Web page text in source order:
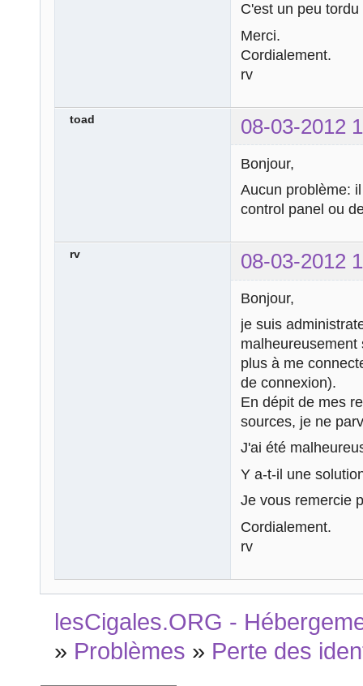
C'est un peu
Merci.
Cordialement.
rv
toad 08-03-2012
Bonjour,
Aucun problème:
control panel ou
rv 08-03-2012
Bonjour,
je suis
plus à me
de connexion).
En dépit de mes
sources, je ne
J'ai été
Y a-t-il une
Je vous remercie
Cordialement.
rv
lesCigales.ORG -
» Problèmes » Perte des